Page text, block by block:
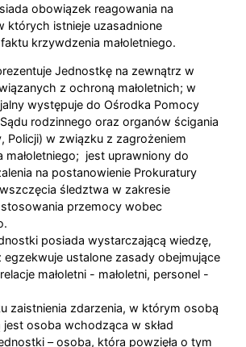
obowiązek reagowania na
których istnieje uzasadnione
krzywdzenia małoletniego.
Jednostkę na zewnątrz w
z ochroną małoletnich; w
występuje do Ośrodka Pomocy
Sądu rodzinnego oraz organów ścigania
Policji) w związku z zagrożeniem
małoletniego; jest uprawniony do
na postanowienie Prokuratury
śledztwa w zakresie
przemocy wobec
posiada wystarczającą wiedzę,
egzekwuje ustalone zasady obejmujące
małoletni - małoletni, personel -
zaistnienia zdarzenia, w którym osobą
osoba wchodząca w skład
– osoba, która powzięła o tym